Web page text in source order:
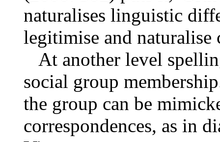
naturalises linguistic
legitimise and
At another level
social group
the group can be
correspondences, as in